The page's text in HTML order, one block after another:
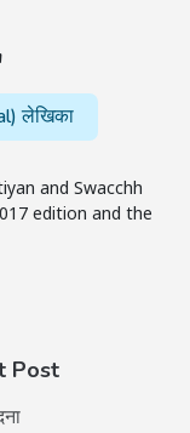
लेखिका
and Swacchh
edition and the
Post